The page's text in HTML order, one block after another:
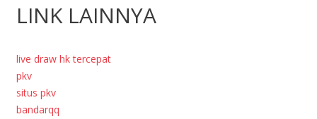
LINK LAINNYA
live draw hk tercepat
pkv
situs pkv
bandarqq